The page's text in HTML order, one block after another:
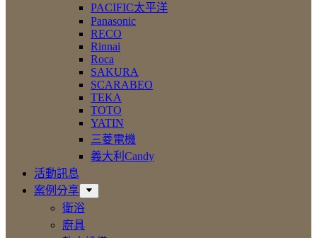
PACIFIC太平洋
Panasonic
RECO
Rinnai
Roca
SAKURA
SCARABEO
TEKA
TOTO
YATIN
三菱電機
義大利Candy
活動訊息
案例分享
衛浴
廚具